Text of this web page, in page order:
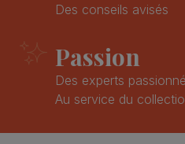
Des conseils avisés
Passion
Des experts
Au service du